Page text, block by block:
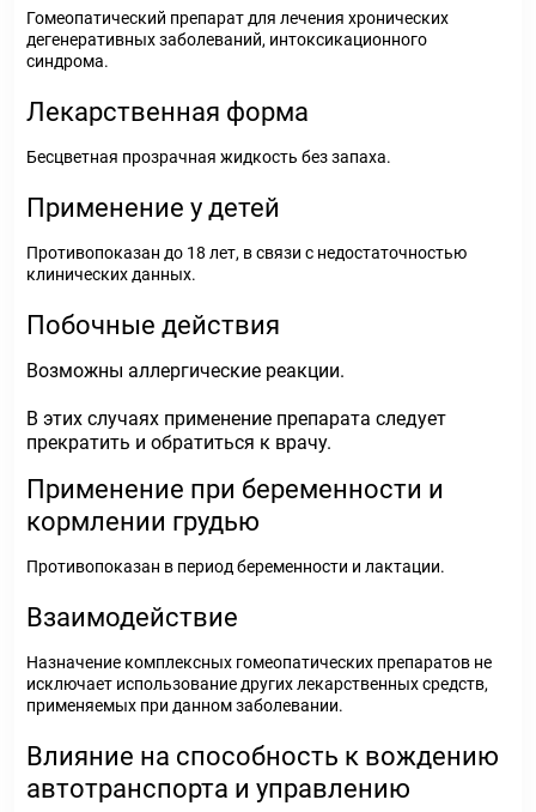
Гомеопатический препарат для лечения хронических
дегенеративных заболеваний, интоксикационного
синдрома.
Лекарственная форма
Бесцветная прозрачная жидкость без запаха.
Применение у детей
Противопоказан до 18 лет, в связи с недостаточностью
клинических данных.
Побочные действия
Возможны аллергические реакции.
В этих случаях применение препарата следует
прекратить и обратиться к врачу.
Применение при беременности и
кормлении грудью
Противопоказан в период беременности и лактации.
Взаимодействие
Назначение комплексных гомеопатических препаратов не
исключает использование других лекарственных средств,
применяемых при данном заболевании.
Влияние на способность к вождению
автотранспорта и управлению